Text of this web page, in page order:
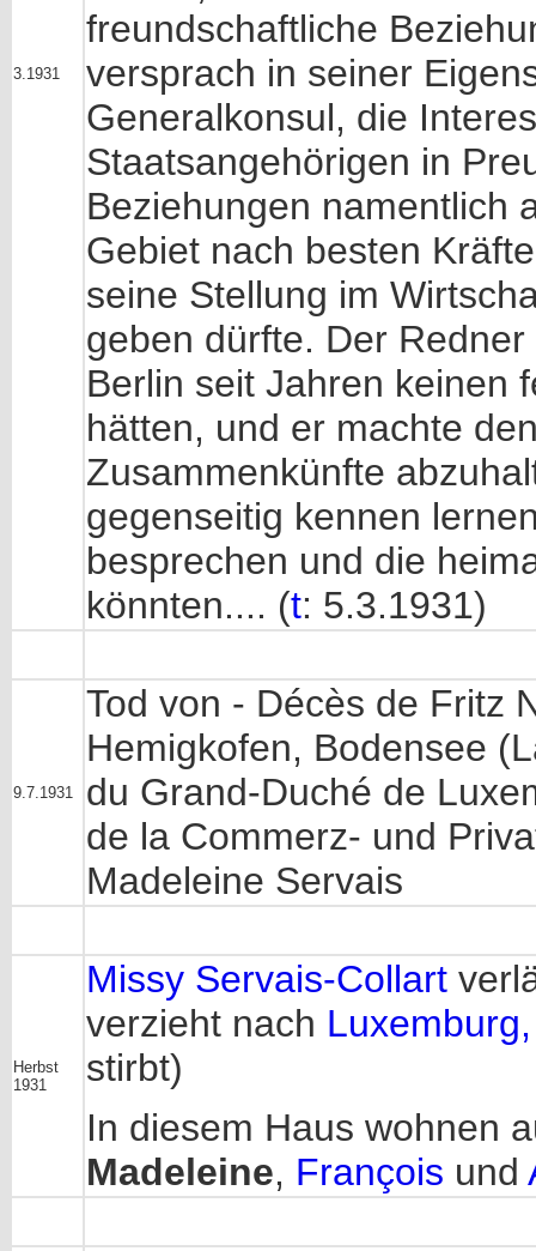
3.1931
freundschaftliche
versprach in seiner
Generalkonsul, die
Staatsangehörigen in
Beziehungen namentlich
Gebiet nach besten
seine Stellung im
geben dürfte. Der
Berlin seit Jahren keinen
hätten, und er machte
Zusammenkünfte
gegenseitig kennen
besprechen und die
könnten.... (t: 5.3.1931)
9.7.1931
Tod von - Décès de Fritz
Hemigkofen, Bodensee
du Grand-Duché de
de la Commerz- und
Madeleine Servais
Herbst
1931
Missy Servais-Collart
verzieht nach
stirbt)
In diesem Haus wohnen
Madeleine, François und